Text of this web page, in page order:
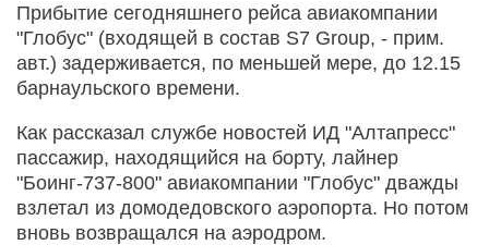
Прибытие сегодняшнего рейса авиакомпании
"Глобус" (входящей в состав S7 Group, - прим.
авт.) задерживается, по меньшей мере, до 12.15
барнаульского времени.
Как рассказал службе новостей ИД "Алтапресс"
пассажир, находящийся на борту, лайнер
"Боинг-737-800" авиакомпании "Глобус" дважды
взлетал из домодедовского аэропорта. Но потом
вновь возвращался на аэродром.